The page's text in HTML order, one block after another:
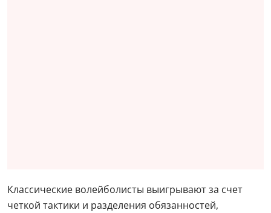
Классические волейболисты выигрывают за счет
четкой тактики и разделения обязанностей,